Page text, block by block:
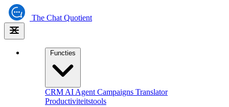
The Chat Quotient
Functies
CRM AI Agent Campaigns Translator
Productiviteitstools